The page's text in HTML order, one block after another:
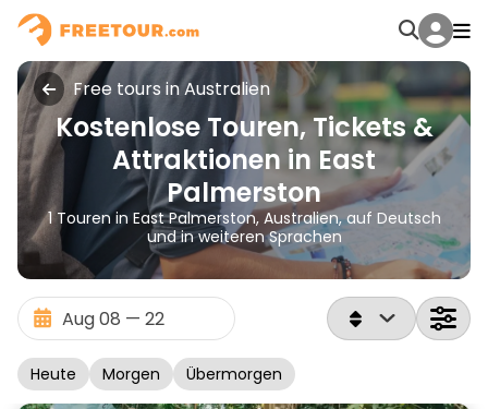
Free tours in Australien
Kostenlose Touren, Tickets &
Attraktionen in East
Palmerston
1 Touren in East Palmerston, Australien, auf Deutsch
und in weiteren Sprachen
Heute Morgen Übermorgen